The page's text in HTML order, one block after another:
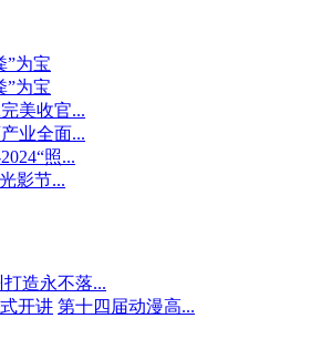
”为宝
”为宝
美收官...
业全面...
照...
影节...
打造永不落...
第十四届动漫高...